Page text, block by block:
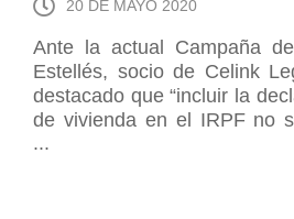
20 DE MAYO 2020
Ante la actual Campaña
Estellés, socio de Celink
destacado que “incluir la
de vivienda en el IRPF no
sino que en ciertos casos
...